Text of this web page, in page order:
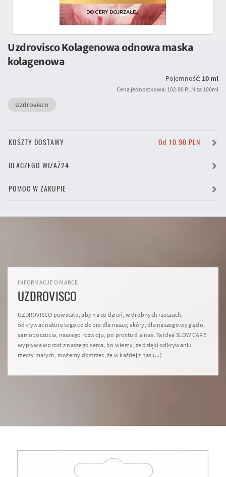
Uzdrovisco Kolagenowa odnowa maska
kolagenowa
Pojemność: 10 ml
Cena jednostkowa: 102.90 PLN za 100ml
Uzdrovisco
KOSZTY DOSTAWY Od 10.90 PLN
DLACZEGO WIZAŻ24
POMOC W ZAKUPIE
INFORMACJE O MARCE
UZDROVISCO
UZDROVISCO powstało, aby na co dzień, w drobnych rzeczach,
odkrywać naturę tego co dobre dla naszej skóry, dla naszego wyglądu,
samopoczucia, naszego rozwoju, po prostu dla nas. Ta idea SLOW CARE
wypływa wprost z naszego serca, bo wiemy, że dzięki odkrywaniu
rzeczy małych, możemy dostrzec, że w każdej z nas (...)